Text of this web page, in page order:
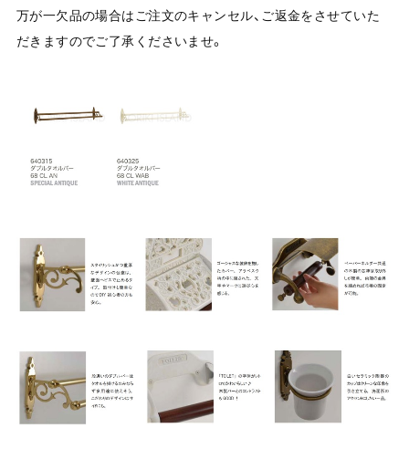
万が一欠品の場合はご注文のキャンセル、ご返金をさせていた
だきますのでご了承くださいませ。